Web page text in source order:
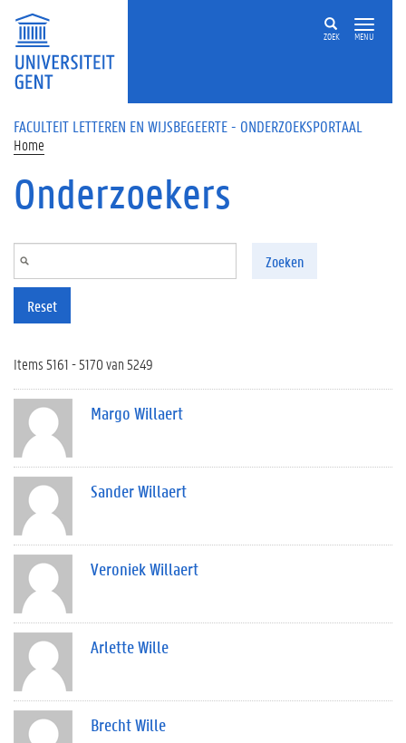
Overslaan en naar de inhoud gaan
ZOEK MENU
FACULTEIT LETTEREN EN WIJSBEGEERTE - ONDERZOEKSPORTAAL
Home
Onderzoekers
Zoeken
Reset
Items 5161 - 5170 van 5249
Margo Willaert
Sander Willaert
Veroniek Willaert
Arlette Wille
Brecht Wille